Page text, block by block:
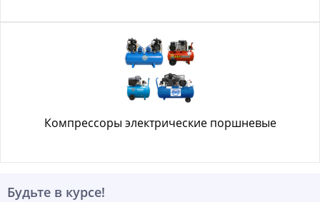
Компрессоры электрические поршневые
Будьте в курсе!